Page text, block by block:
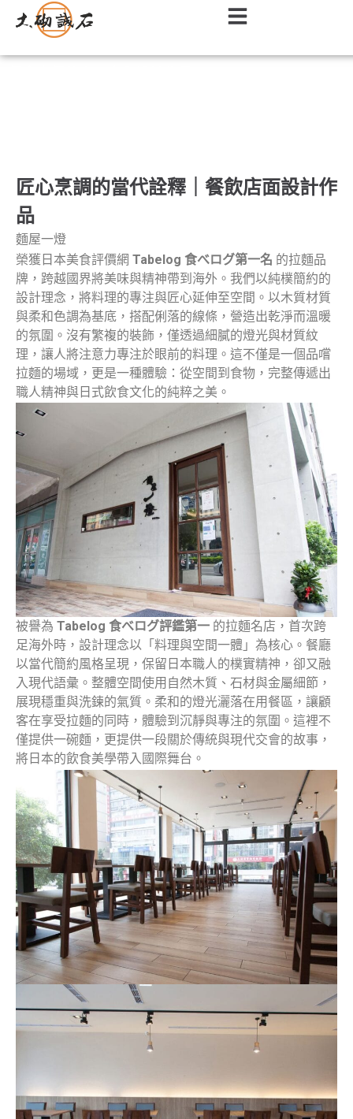
匠心烹調的當代詮釋｜餐飲店面設計作
品
麵屋一燈
榮獲日本美食評價網 Tabelog 食べログ第一名 的拉麵品
牌，跨越國界將美味與精神帶到海外。我們以純樸簡約的
設計理念，將料理的專注與匠心延伸至空間。以木質材質
與柔和色調為基底，搭配俐落的線條，營造出乾淨而溫暖
的氛圍。沒有繁複的裝飾，僅透過細膩的燈光與材質紋
理，讓人將注意力專注於眼前的料理。這不僅是一個品嚐
拉麵的場域，更是一種體驗：從空間到食物，完整傳遞出
職人精神與日式飲食文化的純粹之美。
被譽為 Tabelog 食べログ評鑑第一 的拉麵名店，首次跨
足海外時，設計理念以「料理與空間一體」為核心。餐廳
以當代簡約風格呈現，保留日本職人的樸實精神，卻又融
入現代語彙。整體空間使用自然木質、石材與金屬細節，
展現穩重與洗鍊的氣質。柔和的燈光灑落在用餐區，讓顧
客在享受拉麵的同時，體驗到沉靜與專注的氛圍。這裡不
僅提供一碗麵，更提供一段關於傳統與現代交會的故事，
將日本的飲食美學帶入國際舞台。